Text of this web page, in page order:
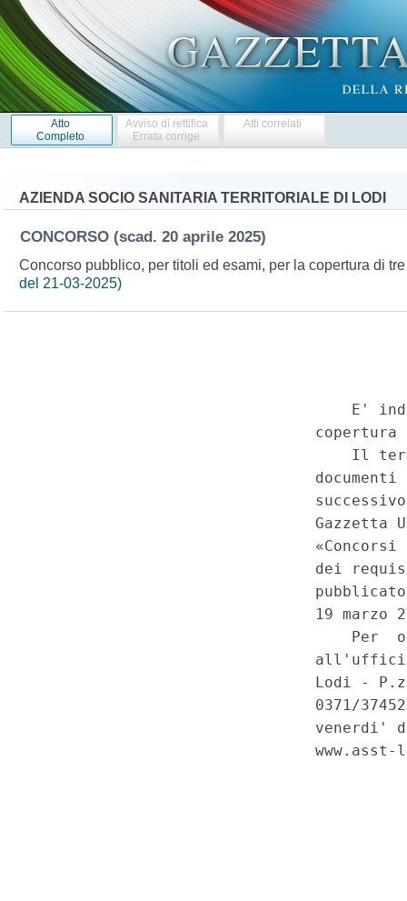
Atto
Completo
Avviso di rettifica
Errata corrige
Atti correlati
AZIENDA SOCIO SANITARIA TERRITORIALE DI LODI
CONCORSO (scad. 20 aprile 2025)
Concorso pubblico, per titoli ed esami, per la copertura di
del 21-03-2025)